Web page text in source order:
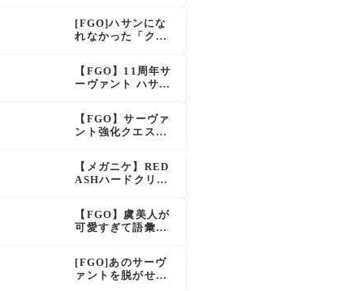
布＆Arts44％強化
に「最強でワロ
[FGO]ハサンにな
れなかった「クラ
のモブサーヴァン
トのキャラがいい
【FGO】11周年サ
ーヴァント ハサ
ズライール)の性能
と霊基再臨
【FGO】サーヴァ
ント強化クエスト
にNP30追加、ファ
ントムも大幅強化
【メガニケ】RED
ASHハードクリア
ラピとレッドフー
ドの邂逅が明かさ
れる。ラピの正体
フードさん30年寝
てた。【勝利の女
神NIKKE】
【FGO】虞美人が
可愛すぎて語彙力
セン」「メガネよ
い文明」
[FGO]あのサーヴ
ァントを脱がせる